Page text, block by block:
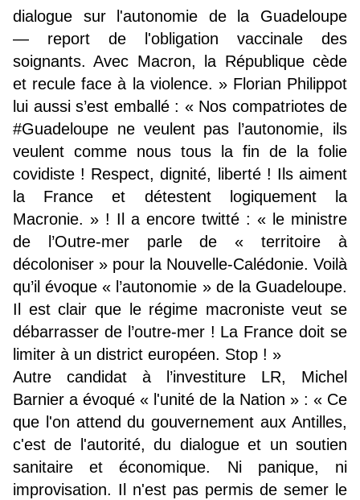
dialogue sur l'autonomie de la Guadeloupe
— report de l'obligation vaccinale des
soignants. Avec Macron, la République cède
et recule face à la violence. » Florian Philippot
lui aussi s’est emballé : « Nos compatriotes de
#Guadeloupe ne veulent pas l’autonomie, ils
veulent comme nous tous la fin de la folie
covidiste ! Respect, dignité, liberté ! Ils aiment
la France et détestent logiquement la
Macronie. » ! Il a encore twitté : « le ministre
de l’Outre-mer parle de « territoire à
décoloniser » pour la Nouvelle-Calédonie. Voilà
qu’il évoque « l’autonomie » de la Guadeloupe.
Il est clair que le régime macroniste veut se
débarrasser de l’outre-mer ! La France doit se
limiter à un district européen. Stop ! »
Autre candidat à l’investiture LR, Michel
Barnier a évoqué « l'unité de la Nation » : « Ce
que l'on attend du gouvernement aux Antilles,
c'est de l'autorité, du dialogue et un soutien
sanitaire et économique. Ni panique, ni
improvisation. Il n'est pas permis de semer le